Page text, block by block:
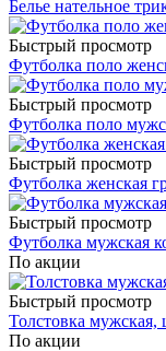
Белье нательное
Быстрый просмотр
Футболка поло
Быстрый просмотр
Футболка поло
Быстрый просмотр
Футболка женская
Быстрый просмотр
Футболка мужская
По акции
Быстрый просмотр
Толстовка мужская,
По акции